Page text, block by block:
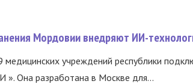
Мордовии внедряют ИИ-
медицинских учреждений республики
Она разработана в Москве для...